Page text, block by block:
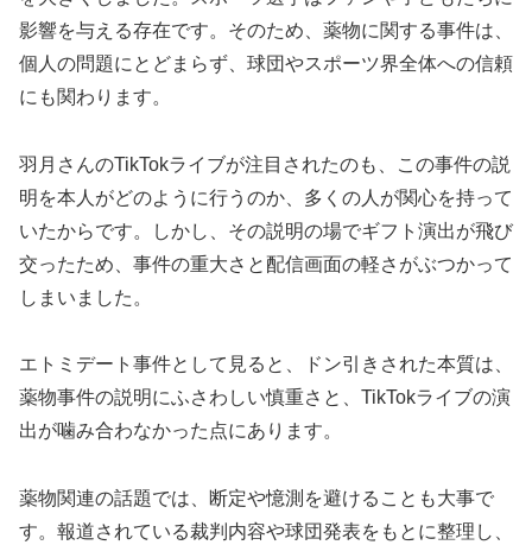
影響を与える存在です。そのため、薬物に関する事件は、
個人の問題にとどまらず、球団やスポーツ界全体への信頼
にも関わります。
羽月さんのTikTokライブが注目されたのも、この事件の説
明を本人がどのように行うのか、多くの人が関心を持って
いたからです。しかし、その説明の場でギフト演出が飛び
交ったため、事件の重大さと配信画面の軽さがぶつかって
しまいました。
エトミデート事件として見ると、ドン引きされた本質は、
薬物事件の説明にふさわしい慎重さと、TikTokライブの演
出が噛み合わなかった点にあります。
薬物関連の話題では、断定や憶測を避けることも大事で
す。報道されている裁判内容や球団発表をもとに整理し、